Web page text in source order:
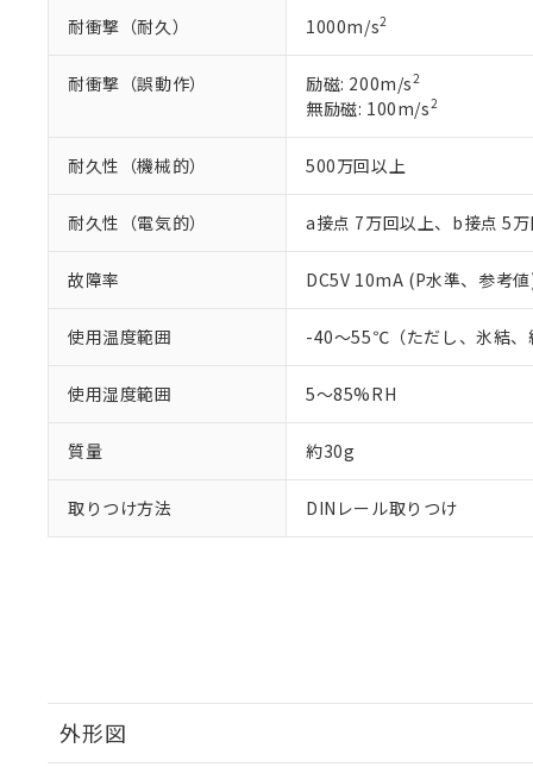
耐衝撃（耐久） 1000m/s2
耐衝撃（誤動作） 励磁: 200m/s2
無励磁: 100m/s2
耐久性（機械的） 500万回以上
耐久性（電気的） a接点 7万回以上、b接点 5
故障率 DC5V 10mA (P水準、参考
使用温度範囲 -40～55℃（ただし、氷結、
使用湿度範囲 5～85%RH
質量 約30g
取りつけ方法 DINレール取りつけ
外形図